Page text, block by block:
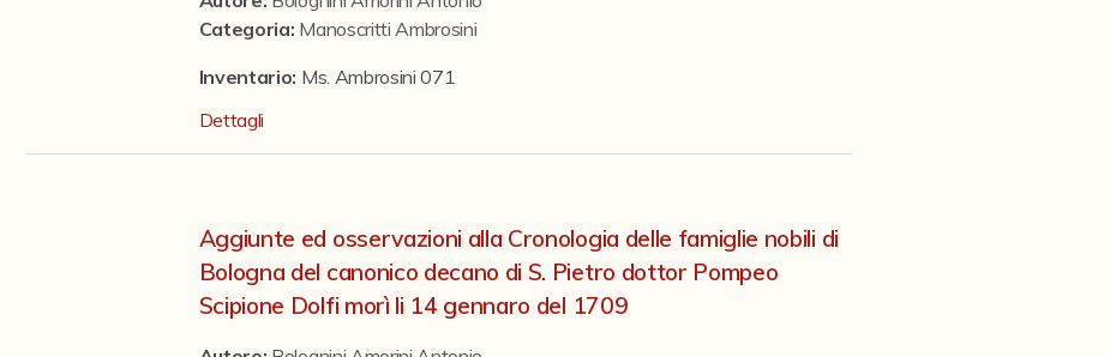
Categoria: Manoscritti Ambrosini
Inventario: Ms. Ambrosini 071
Dettagli
Aggiunte ed osservazioni alla Cronologia delle famiglie nobili di
Bologna del canonico decano di S. Pietro dottor Pompeo
Scipione Dolfi morì li 14 gennaro del 1709